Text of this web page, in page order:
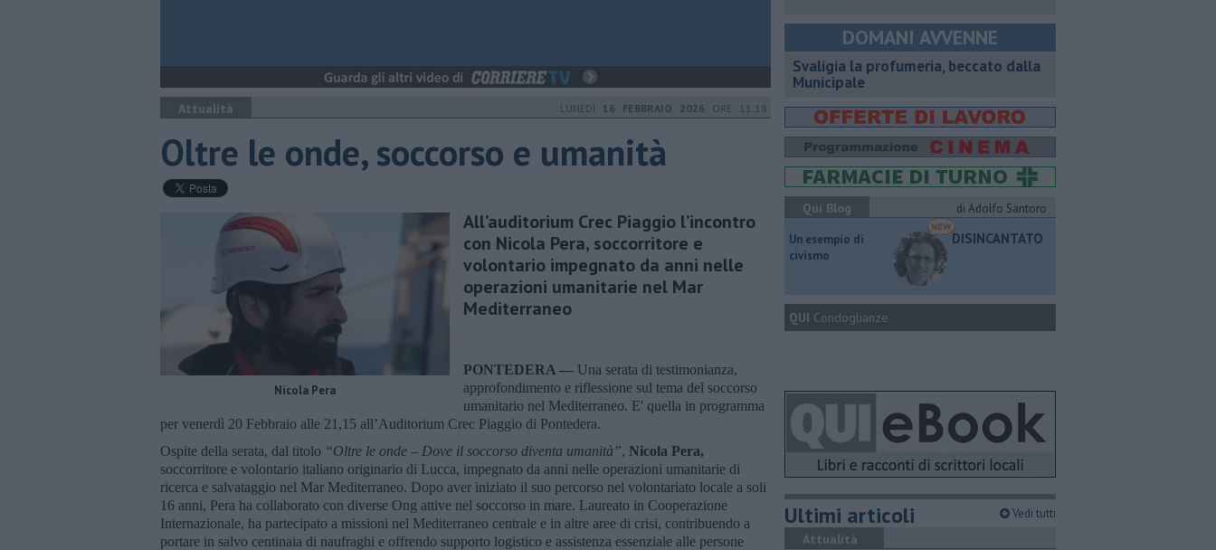
Attualità LUNEDÌ 16 FEBBRAIO 2026 ORE 11:18
Oltre le onde, soccorso e umanità
Nicola Pera
All’auditorium Crec Piaggio l’incontro
con Nicola Pera, soccorritore e
volontario impegnato da anni nelle
operazioni umanitarie nel Mar
Mediterraneo
PONTEDERA — Una serata di testimonianza,
approfondimento e riflessione sul tema del soccorso
umanitario nel Mediterraneo. E' quella in programma
per venerdì 20 Febbraio alle 21,15 all’Auditorium Crec Piaggio di Pontedera.
Ospite della serata, dal titolo “Oltre le onde – Dove il soccorso diventa umanità”, Nicola Pera,
soccorritore e volontario italiano originario di Lucca, impegnato da anni nelle operazioni umanitarie di
ricerca e salvataggio nel Mar Mediterraneo. Dopo aver iniziato il suo percorso nel volontariato locale a soli
16 anni, Pera ha collaborato con diverse Ong attive nel soccorso in mare. Laureato in Cooperazione
Internazionale, ha partecipato a missioni nel Mediterraneo centrale e in altre aree di crisi, contribuendo a
portare in salvo centinaia di naufraghi e offrendo supporto logistico e assistenza essenziale alle persone
DOMANI AVVENNE
Svaligia la profumeria, beccato dalla
Municipale
Qui Blog
di Adolfo Santoro
​Un esempio di
civismo
DISINCANTATO
QUI Condoglianze
Ultimi articoli Vedi tutti
Attualità